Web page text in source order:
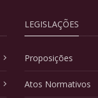
LEGISLAÇÕES
Proposições
Atos Normativos